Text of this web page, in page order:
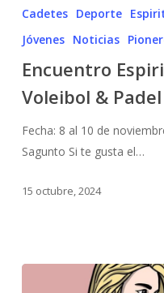
Cadetes Deporte
Jóvenes Noticias
Encuentro
Voleibol &
Fecha: 8 al 10 de
Sagunto Si te gusta el…
15 octubre, 2024